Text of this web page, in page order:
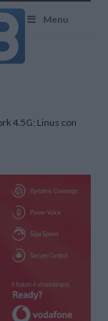
Menu
4.5G: Linus con